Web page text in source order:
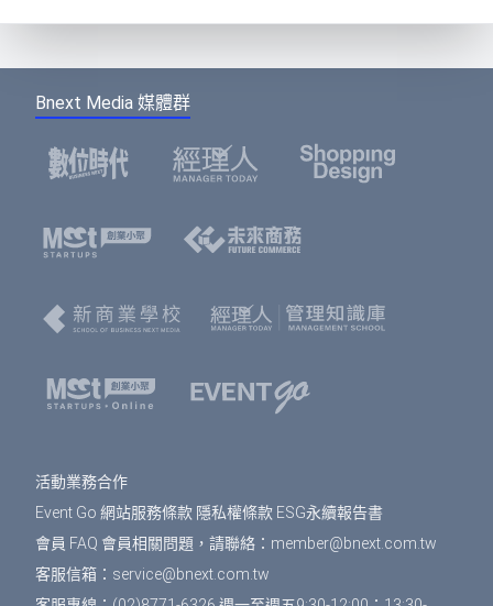
Bnext Media 媒體群
活動業務合作
Event Go 網站服務條款 隱私權條款 ESG永續報告書
會員 FAQ 會員相關問題，請聯絡： member@bnext.com.tw
客服信箱： service@bnext.com.tw